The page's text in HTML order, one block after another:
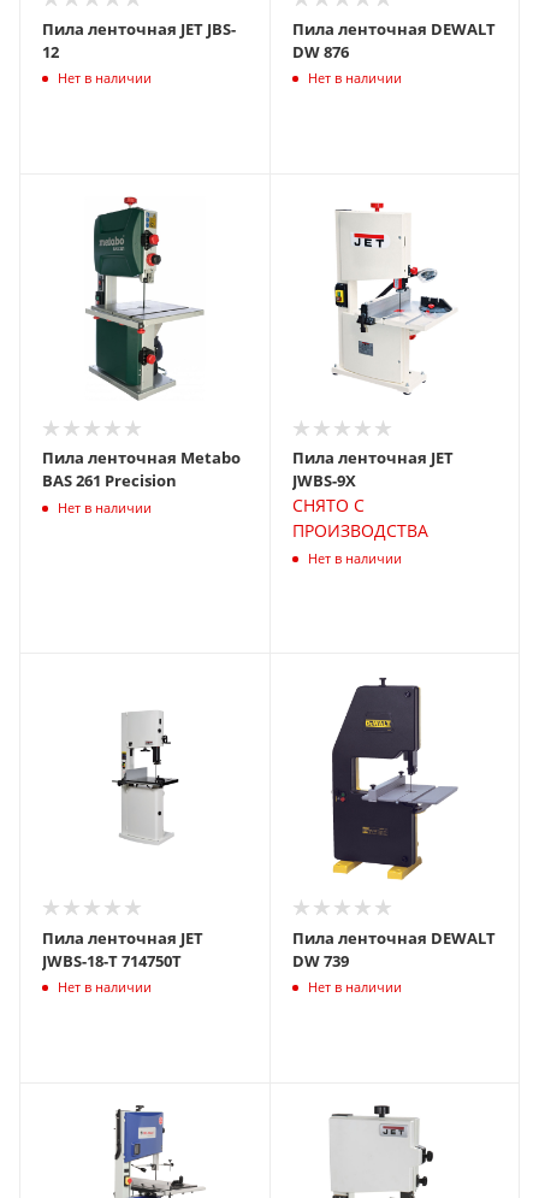
Пила ленточная JET JBS-
12
Нет в наличии
Пила ленточная DEWALT
DW 876
Нет в наличии
Пила ленточная Metabo
BAS 261 Precision
Нет в наличии
Пила ленточная JET
JWBS-9X
СНЯТО С
ПРОИЗВОДСТВА
Нет в наличии
Пила ленточная JET
JWBS-18-T 714750T
Нет в наличии
Пила ленточная DEWALT
DW 739
Нет в наличии